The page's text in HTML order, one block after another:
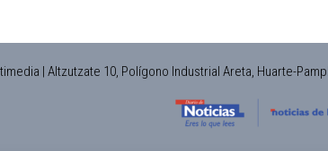
| Altzutzate 10, Polígono Industrial Areta, Huarte-